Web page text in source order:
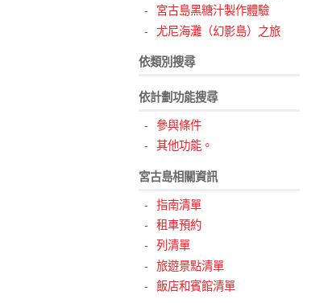
宮古島黑糖汁製作體驗
尤尼海灘（幻影島）之旅
依類別搜尋
依計劃功能搜尋
參與條件
其他功能。
宮古島相關資訊
指南清單
租車預約
列清單
旅遊景點清單
飯店和賓館清單